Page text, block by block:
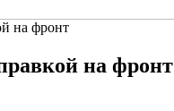
на фронт
на фронт